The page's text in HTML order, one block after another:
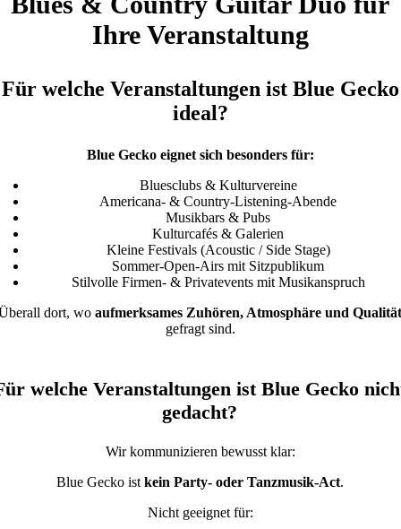
Ihre Veranstaltung
Für welche Veranstaltungen ist Blue Gecko
ideal?
Blue Gecko eignet sich besonders für:
Bluesclubs & Kulturvereine
Americana- & Country-Listening-Abende
Musikbars & Pubs
Kulturcafés & Galerien
Kleine Festivals (Acoustic / Side Stage)
Sommer-Open-Airs mit Sitzpublikum
Stilvolle Firmen- & Privatevents mit Musikanspruch
dort, wo aufmerksames Zuhören, Atmosphäre und Qualität
gefragt sind.
welche Veranstaltungen ist Blue Gecko
gedacht?
Wir kommunizieren bewusst klar:
Blue Gecko ist kein Party- oder Tanzmusik-Act.
Nicht geeignet für: